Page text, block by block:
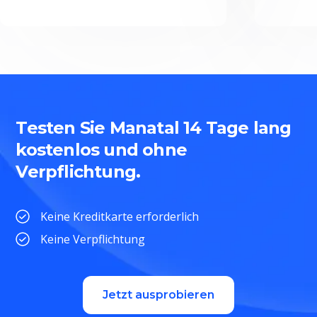
Testen Sie Manatal 14 Tage lang
kostenlos und ohne
Verpflichtung.
Keine Kreditkarte erforderlich
Keine Verpflichtung
Jetzt ausprobieren